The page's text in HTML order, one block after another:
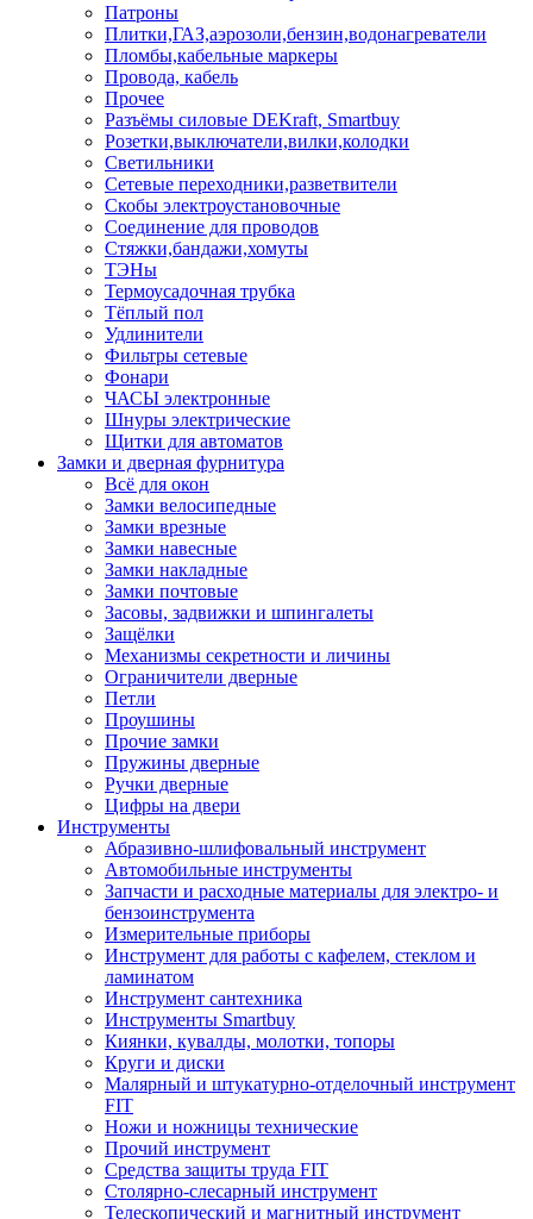
Патроны
Плитки,ГАЗ,аэрозоли,бензин,водонагреватели
Пломбы,кабельные маркеры
Провода, кабель
Прочее
Разъёмы силовые DEKraft, Smartbuy
Розетки,выключатели,вилки,колодки
Светильники
Сетевые переходники,разветвители
Скобы электроустановочные
Соединение для проводов
Стяжки,бандажи,хомуты
ТЭНы
Термоусадочная трубка
Тёплый пол
Удлинители
Фильтры сетевые
Фонари
ЧАСЫ электронные
Шнуры электрические
Щитки для автоматов
Замки и дверная фурнитура
Всё для окон
Замки велосипедные
Замки врезные
Замки навесные
Замки накладные
Замки почтовые
Засовы, задвижки и шпингалеты
Защёлки
Механизмы секретности и личины
Ограничители дверные
Петли
Проушины
Прочие замки
Пружины дверные
Ручки дверные
Цифры на двери
Инструменты
Абразивно-шлифовальный инструмент
Автомобильные инструменты
Запчасти и расходные материалы для электро- и
бензоинструмента
Измерительные приборы
Инструмент для работы с кафелем, стеклом и
ламинатом
Инструмент сантехника
Инструменты Smartbuy
Киянки, кувалды, молотки, топоры
Круги и диски
Малярный и штукатурно-отделочный инструмент
FIT
Ножи и ножницы технические
Прочий инструмент
Средства защиты труда FIT
Столярно-слесарный инструмент
Телескопический и магнитный инструмент